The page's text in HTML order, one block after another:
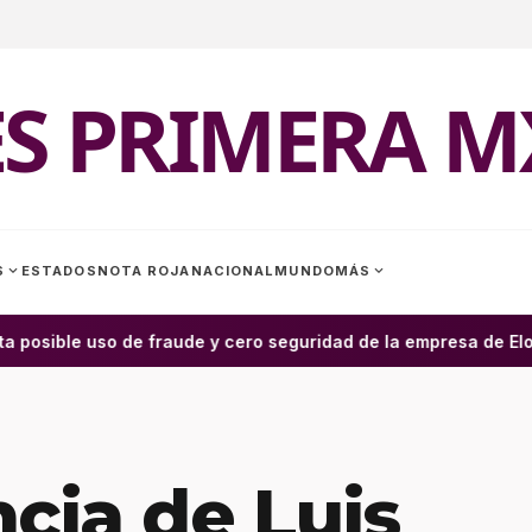
PRIMERA
expand_more ESTADOS NOTA ROJA NACIONAL MUNDOMÁS expand_more
uso de fraude y cero seguridad de la empresa de Elon